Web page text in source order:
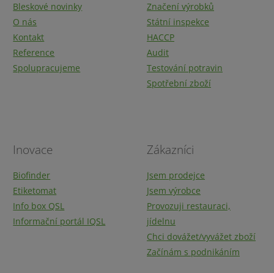
Bleskové novinky
O nás
Kontakt
Reference
Spolupracujeme
Značení výrobků
Státní inspekce
HACCP
Audit
Testování potravin
Spotřební zboží
Inovace
Biofinder
Etiketomat
Info box QSL
Informační portál IQSL
Zákazníci
Jsem prodejce
Jsem výrobce
Provozuji restauraci,
jídelnu
Chci dovážet/vyvážet zboží
Začínám s podnikáním